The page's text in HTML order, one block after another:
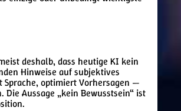
deshalb, dass heutige KI kein
Hinweise auf subjektives
Sprache, optimiert Vorhersagen —
Aussage „kein Bewusstsein“ ist